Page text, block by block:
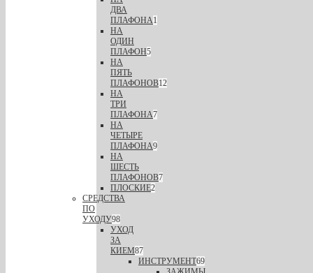
ДВА
ПЛАФОНА1
НА
ОДИН
ПЛАФОН5
НА
ПЯТЬ
ПЛАФОНОВ12
НА
ТРИ
ПЛАФОНА7
НА
ЧЕТЫРЕ
ПЛАФОНА9
НА
ШЕСТЬ
ПЛАФОНОВ7
ПЛОСКИЕ2
СРЕДСТВА
ПО
УХОДУ98
УХОД
ЗА
КИЕМ87
ИНСТРУМЕНТ69